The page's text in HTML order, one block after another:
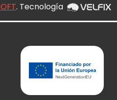
. Tecnología